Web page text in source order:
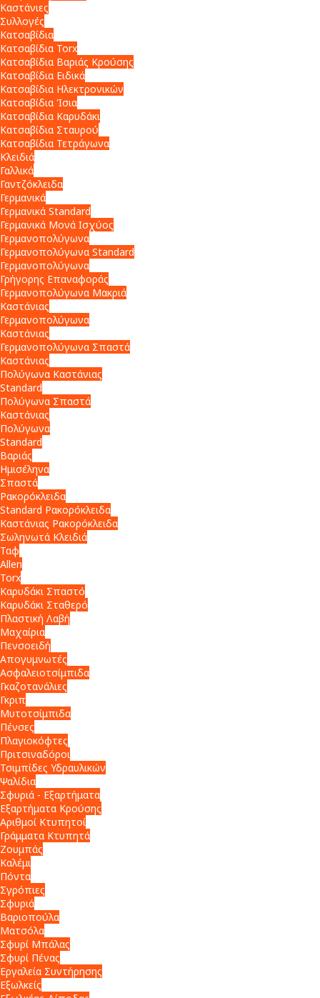
Καστάνιες
Συλλογές
Κατσαβίδια
Κατσαβίδια Torx
Κατσαβίδια Βαριάς Κρούσης
Κατσαβίδια Ειδικά
Κατσαβίδια Ηλεκτρονικών
Κατσαβίδια Ίσια
Κατσαβίδια Καρυδάκι
Κατσαβίδια Σταυρού
Κατσαβίδια Τετράγωνα
Κλειδιά
Γαλλικά
Γαντζόκλειδα
Γερμανικά
Γερμανικά Standard
Γερμανικά Μονά Ισχύος
Γερμανοπολύγωνα
Γερμανοπολύγωνα Standard
Γερμανοπολύγωνα
Γρήγορης Επαναφοράς
Γερμανοπολύγωνα Μακριά
Καστάνιας
Γερμανοπολύγωνα
Καστάνιας
Γερμανοπολύγωνα Σπαστά
Καστάνιας
Πολύγωνα Καστάνιας
Standard
Πολύγωνα Σπαστά
Καστάνιας
Πολύγωνα
Standard
Βαριάς
Ημισέληνα
Σπαστά
Ρακορόκλειδα
Standard Ρακορόκλειδα
Καστάνιας Ρακορόκλειδα
Σωληνωτά Κλειδιά
Ταφ
Allen
Torx
Καρυδάκι Σπαστό
Καρυδάκι Σταθερό
Πλαστική Λαβή
Μαχαίρια
Πενσοειδή
Απογυμνωτές
Ασφαλειοτσίμπιδα
Γκαζοτανάλιες
Γκριπ
Μυτοτσίμπιδα
Πένσες
Πλαγιοκόφτες
Πριτσιναδόροι
Τσιμπίδες Υδραυλικών
Ψαλίδια
Σφυριά - Εξαρτήματα
Εξαρτήματα Κρούσης
Αριθμοί Κτυπητοί
Γράμματα Κτυπητά
Ζουμπάς
Καλέμι
Πόντα
Σγρόπιες
Σφυριά
Βαριοπούλα
Ματσόλα
Σφυρί Μπάλας
Σφυρί Πένας
Εργαλεία Συντήρησης
Εξωλκείς